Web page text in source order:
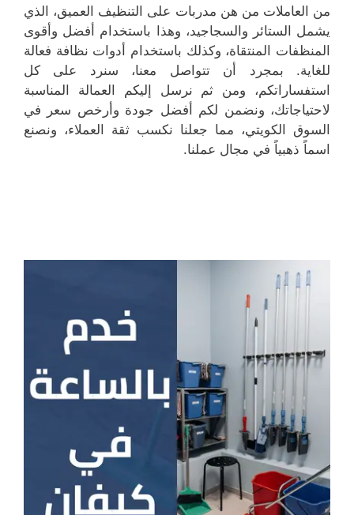
من العاملات من هن مدربات على التنظيف العميق، الذي
يشمل الستائر والسجاجيد، وهذا باستخدام أفضل وأقوى
المنظفات المنتقاة، وكذلك باستخدام أدوات نظافة فعالة
للغاية. بمجرد أن تتواصل معنا، سنرد على كل
استفساراتكم، ومن ثم نرسل إليكم العمالة المناسبة
لاحتياجاتك، ونضمن لكم أفضل جودة وأرخص سعر في
السوق الكويتي، مما جعلنا نكسب ثقة العملاء، ونصنع
اسماً ذهبياً في مجال عملنا.